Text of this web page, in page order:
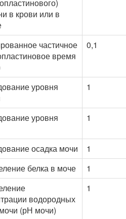
в крови или в
частичное
время
0,1
уровня
1
уровня
1
осадка мочи
1
белка в моче
1
водородных
(рН мочи)
1